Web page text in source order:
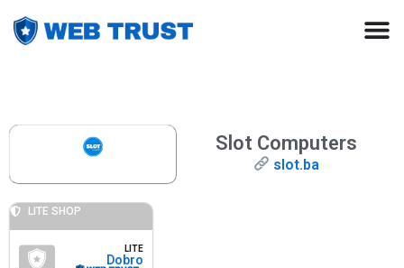
Slot Computers
slot.ba
LITE SHOP
LITE
Dobro